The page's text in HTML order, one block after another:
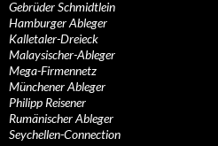
Gebrüder Schmidtlein
Hamburger Ableger
Kalletaler-Dreieck
Malaysischer-Ableger
Mega-Firmennetz
Münchener Ableger
Philipp Reisener
Rumänischer Ableger
Seychellen-Connection